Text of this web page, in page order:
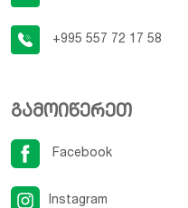
+995 557 72 17 58
გამოიწერეთ
Facebook
Instagram